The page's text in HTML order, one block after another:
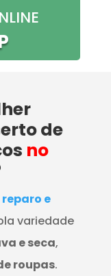
de
no
reparo e
variedade
e seca,
roupas.